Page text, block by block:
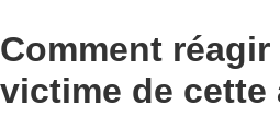
Comment
victime de cette